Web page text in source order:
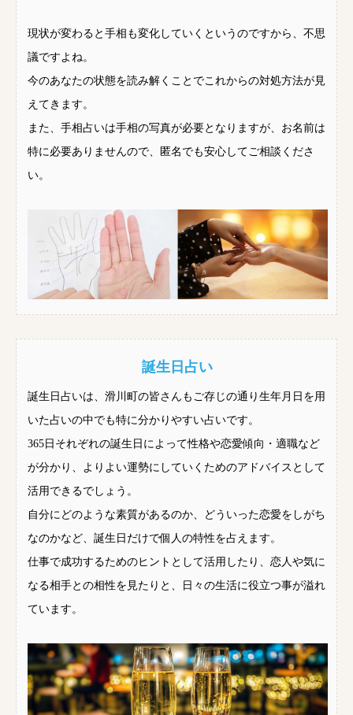
現状が変わると手相も変化していくというのですから、不思
議ですよね。
今のあなたの状態を読み解くことでこれからの対処方法が見
えてきます。
また、手相占いは手相の写真が必要となりますが、お名前は
特に必要ありませんので、匿名でも安心してご相談くださ
い。
誕生日占い
誕生日占いは、滑川町の皆さんもご存じの通り生年月日を用
いた占いの中でも特に分かりやすい占いです。
365日それぞれの誕生日によって性格や恋愛傾向・適職など
が分かり、よりよい運勢にしていくためのアドバイスとして
活用できるでしょう。
自分にどのような素質があるのか、どういった恋愛をしがち
なのかなど、誕生日だけで個人の特性を占えます。
仕事で成功するためのヒントとして活用したり、恋人や気に
なる相手との相性を見たりと、日々の生活に役立つ事が溢れ
ています。